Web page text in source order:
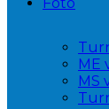
ME
MS